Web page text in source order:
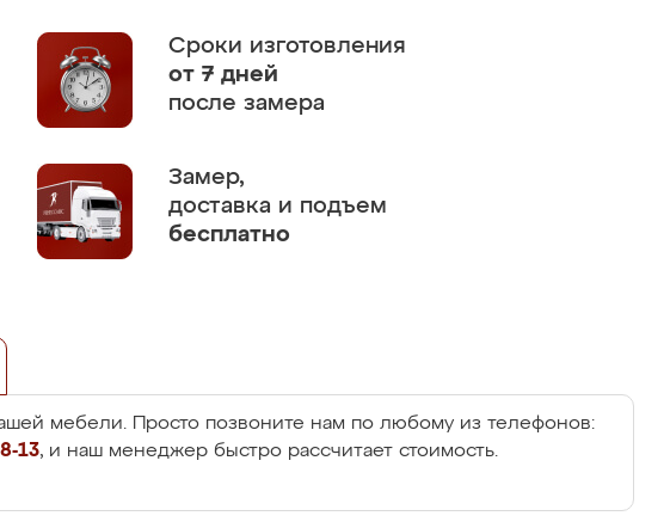
Сроки изготовления
от 7 дней
после замера
Замер,
доставка и подъем
бесплатно
мебели. Просто позвоните нам по любому из телефонов:
13, и наш менеджер быстро рассчитает стоимость.